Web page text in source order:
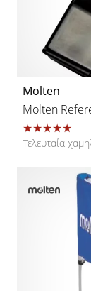
Molten
Molten
Τελευταία